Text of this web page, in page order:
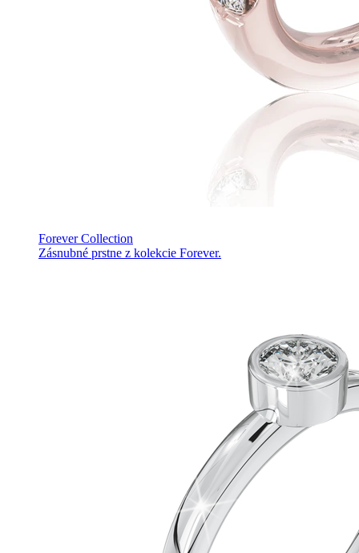
Forever Collection
Zásnubné prstne z kolekcie Forever.